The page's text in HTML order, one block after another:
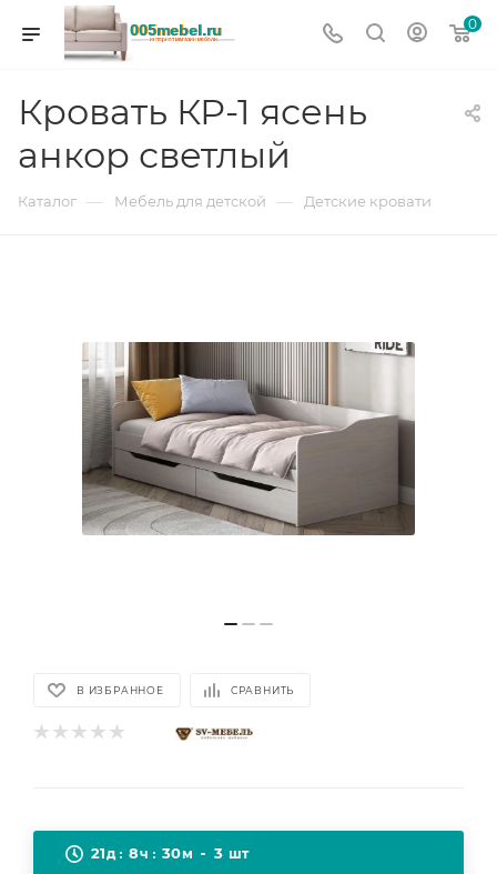
0
Кровать КР-1 ясень
анкор светлый
Каталог — Мебель для детской — Детские кровати
В ИЗБРАННОЕ СРАВНИТЬ
21д 8ч 30м 3 шт